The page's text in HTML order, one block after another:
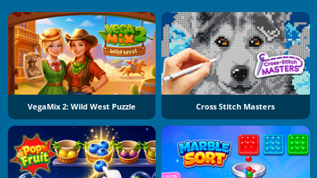
VegaMix 2: Wild West Puzzle Cross Stitch Masters